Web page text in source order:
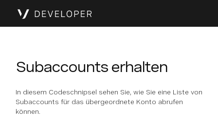
Subaccounts erhalten
In diesem Codeschnipsel sehen Sie, wie Sie eine Liste von
Subaccounts für das übergeordnete Konto abrufen
können.